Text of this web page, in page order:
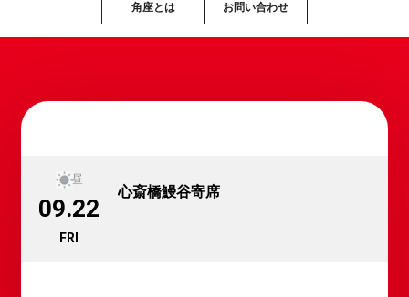
角座とは お問い合わせ
昼
09.22
FRI
心斎橋鰻谷寄席